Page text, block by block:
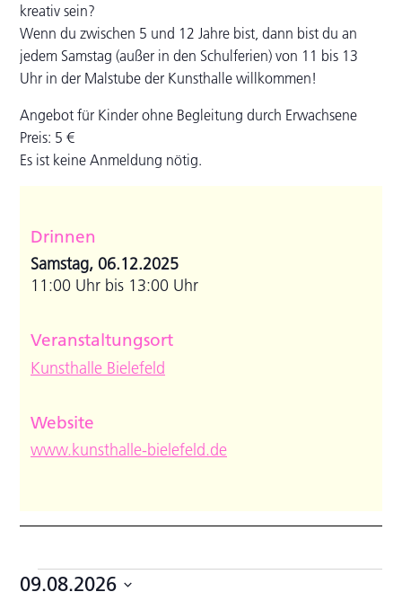
kreativ sein?
Wenn du zwischen 5 und 12 Jahre bist, dann bist du an
jedem Samstag (außer in den Schulferien) von 11 bis 13
Uhr in der Malstube der Kunsthalle willkommen!
Angebot für Kinder ohne Begleitung durch Erwachsene
Preis: 5 €
Es ist keine Anmeldung nötig.
Drinnen
Samstag, 06.12.2025
11:00 Uhr bis 13:00 Uhr
Veranstaltungsort
Kunsthalle Bielefeld
Website
www.kunsthalle-bielefeld.de
09.08.2026